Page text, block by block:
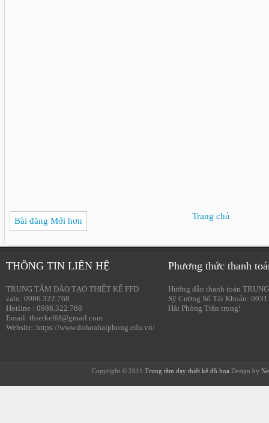
Bài đăng Mới hơn Trang chủ
THÔNG TIN LIÊN HỆ
TRUNG TÂM ĐÀO TẠO THIẾT KẾ FFD
zalo: 0986.322.768
Hotline : 0986.322.768
Email: thietkeffd@gmail.com
Website: https://www.dohoahaiphong.edu.vn/
Phương thức thanh
Hướng dẫn thanh toán
Sỹ Cường Số Tài Khoản:
Hải Phòng Trân trọng!
Copyright © 2011 Trung tâm dạy thiết kế đồ họa Design by